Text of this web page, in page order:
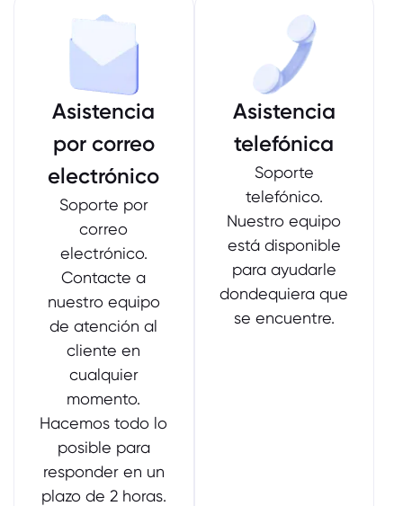
Premios y medios
Contactar con
Quejas
Declaración
Paquete legal
Asistencia
por correo
electrónico
Soporte por
correo
electrónico.
Contacte a
nuestro equipo
de atención al
cliente en
cualquier
momento.
Hacemos todo lo
posible para
responder en un
plazo de 2 horas.‎
Asistencia
telefónica
Soporte
telefónico.
Nuestro equipo
está disponible
para ayudarle
dondequiera que
se encuentre.